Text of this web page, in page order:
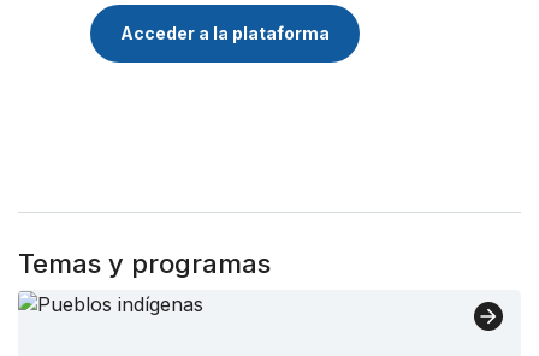
Acceder a la plataforma
Temas y programas